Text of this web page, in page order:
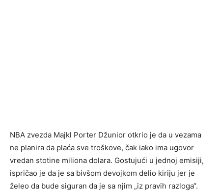
NBA zvezda Majkl Porter Džunior otkrio je da u vezama
ne planira da plaća sve troškove, čak iako ima ugovor
vredan stotine miliona dolara. Gostujući u jednoj emisiji,
ispričao je da je sa bivšom devojkom delio kiriju jer je
želeo da bude siguran da je sa njim „iz pravih razloga“.